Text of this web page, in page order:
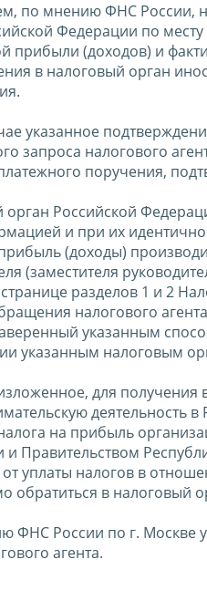
по мнению ФНС России,
Федерации по
прибыли (доходов) и
в налоговый орган
указанное
запроса налогового
поручения,
Российской
и при их
(доходы)
(заместителя
разделов 1 и 2
налогового
указанным
указанным налоговым
для
деятельность
на прибыль
Правительством
уплаты налогов в
обратиться в налоговый
ФНС России по г. Москве
агента.